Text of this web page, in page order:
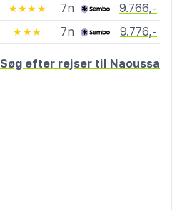
★★★★ 7n
9.766,-
★★★ 7n 9.776,-
Søg efter rejser til Naoussa